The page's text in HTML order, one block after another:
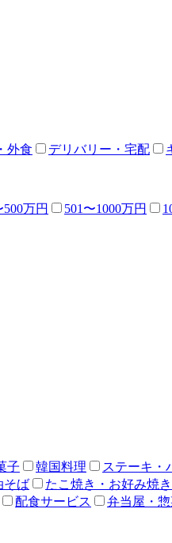
外食 デリバリー・宅配
500万円 501〜1000万円
子 韓国料理 ステーキ・
そば たこ焼き・お好み焼き
配食サービス 弁当屋・